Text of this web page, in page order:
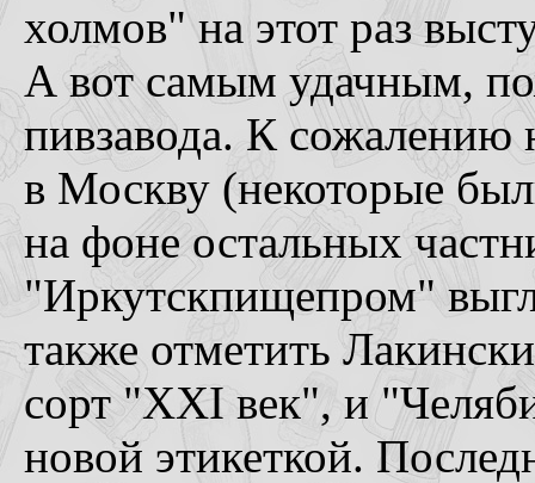
холмов" на этот раз
А вот самым удачным,
пивзавода. К сожалению
в Москву (некоторые
на фоне остальных
"Иркутскпищепром"
также отметить
сорт "XXI век", и
новой этикеткой.